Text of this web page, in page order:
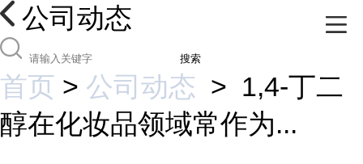
公司动态
搜索
首页 > 公司动态 > 1,4-丁二
醇在化妆品领域常作为...